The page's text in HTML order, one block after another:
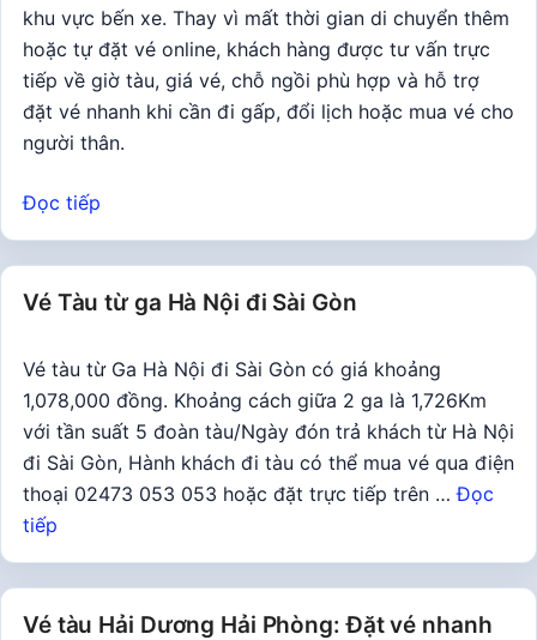
khu vực bến xe. Thay vì mất thời gian di chuyển thêm
hoặc tự đặt vé online, khách hàng được tư vấn trực
tiếp về giờ tàu, giá vé, chỗ ngồi phù hợp và hỗ trợ
đặt vé nhanh khi cần đi gấp, đổi lịch hoặc mua vé cho
người thân.
Đọc tiếp
Vé Tàu từ ga Hà Nội đi Sài Gòn
Vé tàu từ Ga Hà Nội đi Sài Gòn có giá khoảng
1,078,000 đồng. Khoảng cách giữa 2 ga là 1,726Km
với tần suất 5 đoàn tàu/Ngày đón trả khách từ Hà Nội
đi Sài Gòn, Hành khách đi tàu có thể mua vé qua điện
thoại 02473 053 053 hoặc đặt trực tiếp trên …Đọc
tiếp
Vé tàu Hải Dương Hải Phòng: Đặt vé nhanh